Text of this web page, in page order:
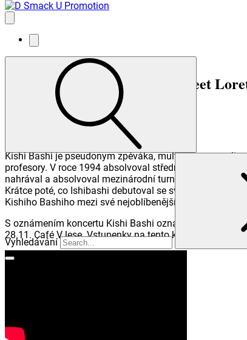
Vyhledávání
Kishi Bashi (US) + support Sweet
Café V lese
Kishi Bashi je pseudonym zpěváka,
profesory. V roce 1994 absolvoval střední školu
nahrával a absolvoval mezinárodní turné jako houslista
Krátce poté, co Ishibashi debutoval se svým sólovým
Kishiho Bashiho mezi své nejoblíbenější nové umělce
S oznámením koncertu Kishi Bashi oznámil nový singl
28.11. Café V lese. Vstupenky na tento koncert jsou v